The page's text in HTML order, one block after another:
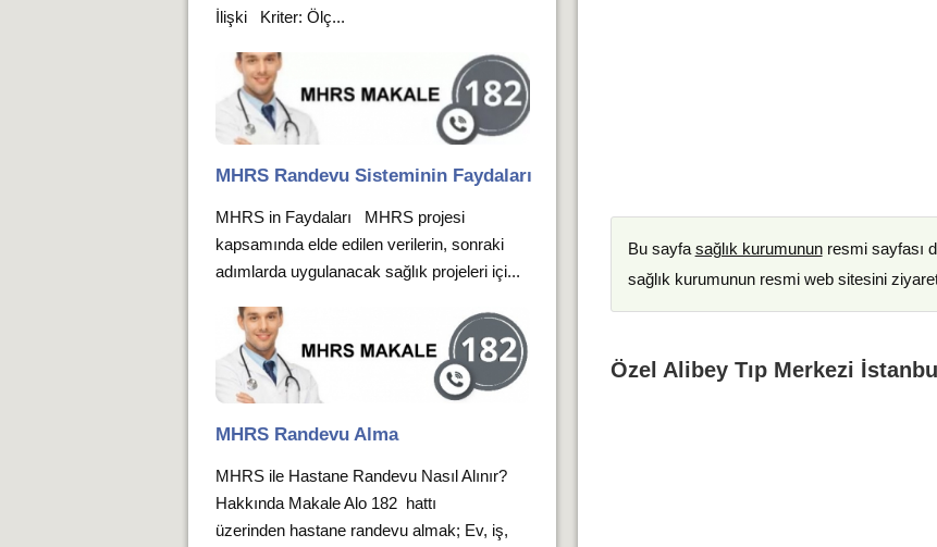
Bu sayfa sağlık kurumununresmi sayfası
sağlık kurumunun resmi web sitesini
Özel Alibey Tıp Merkezi
İlişki Kriter: Ölç...
MHRS Randevu Sisteminin Faydaları
MHRS in Faydaları MHRS projesi
kapsamında elde edilen verilerin, sonraki
adımlarda uygulanacak sağlık projeleri içi...
MHRS Randevu Alma
MHRS ile Hastane Randevu Nasıl Alınır?
Hakkında Makale Alo 182 hattı
üzerinden hastane randevu almak; Ev, iş,